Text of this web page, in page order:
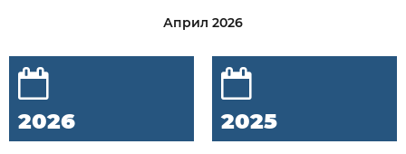
Април 2026
2026 2025